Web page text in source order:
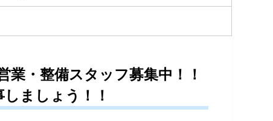
業・整備スタッフ募集中！！
ましょう！！